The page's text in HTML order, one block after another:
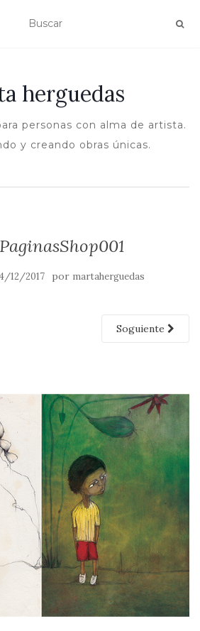
herguedas
personas con alma de artista.
y creando obras únicas.
12/2017 por martaherguedas
Soguiente